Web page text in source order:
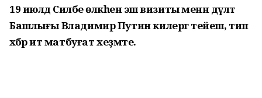
19 июлдә Силәбе өлкәһенә эш визиты менән дәүләт
Башлығы Владимир Путин килергә тейеш, тип
хәбәр итә матбуғат хеҙмәте.